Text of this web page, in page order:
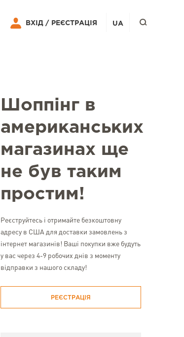
Шоппінг в
американських
магазинах ще
не був таким
простим!
Реєструйтесь і отримайте безкоштовну
адресу в США для доставки замовлень з
інтернет магазинів! Ваші покупки вже будуть
у вас через 4-9 робочих днів з моменту
відправки з нашого складу!
РЕЄСТРАЦІЯ
ВХІД / РЕЄСТРАЦІЯ UA